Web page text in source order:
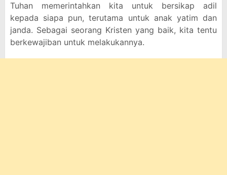
Tuhan memerintahkan kita untuk bersikap adil
kepada siapa pun, terutama untuk anak yatim dan
janda. Sebagai seorang Kristen yang baik, kita tentu
berkewajiban untuk melakukannya.